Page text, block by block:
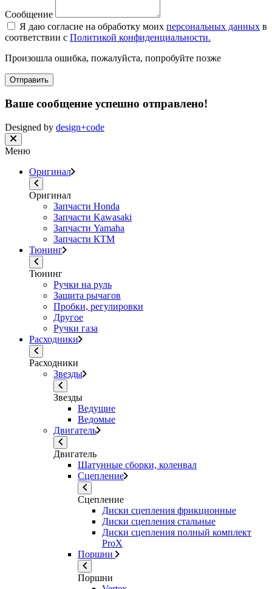
Сообщение
Я даю согласие на обработку моих персональных данных в
соответствии с Политикой конфиденциальности.
Произошла ошибка, пожалуйста, попробуйте позже
Отправить
Ваше сообщение успешно отправлено!
Designed by design+code
Меню
Оригинал
Оригинал
Запчасти Honda
Запчасти Kawasaki
Запчасти Yamaha
Запчасти КТМ
Тюнинг
Тюнинг
Ручки на руль
Защита рычагов
Пробки, регулировки
Другое
Ручки газа
Расходники
Расходники
Звезды
Звезды
Ведущие
Ведомые
Двигатель
Двигатель
Шатунные сборки, коленвал
Сцепление
Сцепление
Диски сцепления фрикционные
Диски сцепления стальные
Диски сцепления полный комплект
ProX
Поршни
Поршни